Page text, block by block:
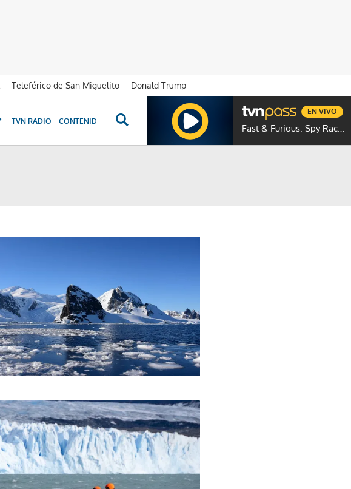
Teleférico de San Miguelito
Donald Trump
TVN RADIO CONTENIDOS ESPECIALES NOVELAS GENTE TVN
Fast & Furious: Spy Racers
EN VIVO